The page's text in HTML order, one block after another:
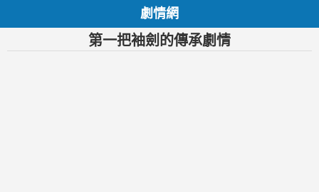
劇情網
第一把袖劍的傳承劇情